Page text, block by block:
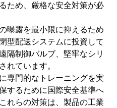
ため、厳格な安全対策が必
曝露を最小限に抑えるため
型配送システムに投資して
隔制御バルブ、堅牢なシリ
れています。
専門的なトレーニングを実
するために国際安全基準へ
れらの対策は、製品の工業